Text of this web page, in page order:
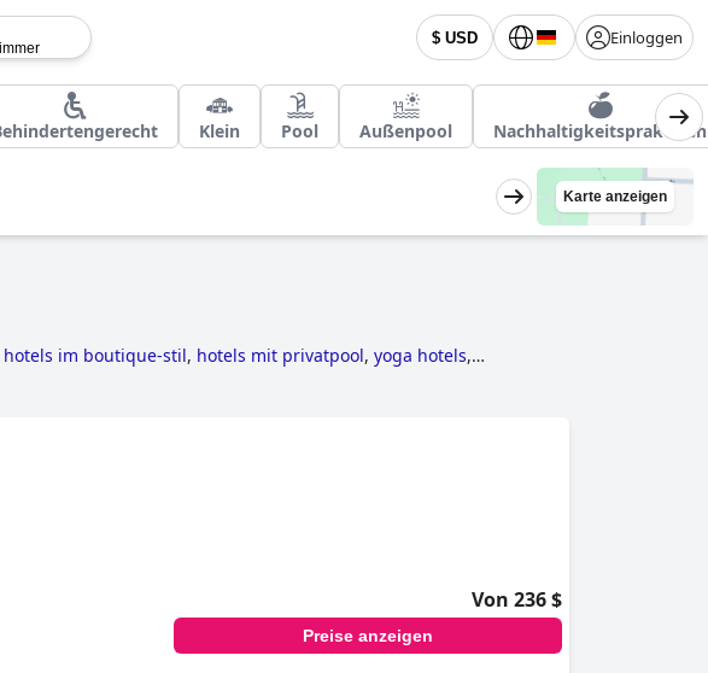
$ USD Einloggen
Klein Pool Außenpool Nachhaltigkeitspraktiken
Karte anzeigen
hotels im boutique-stil, hotels mit privatpool, yoga hotels,
Von 236 $
Preise anzeigen